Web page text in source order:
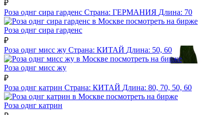
₽
Роза однг сира гарденс Страна: ГЕРМАНИЯ Длина: 70
посмотреть на бирже
Роза однг сира гарденс
₽
Роза однг мисс жу Страна: КИТАЙ Длина: 50, 60
посмотреть на бирже
Роза однг мисс жу
₽
Роза однг катрин Страна: КИТАЙ Длина: 80, 70, 50, 60
посмотреть на бирже
Роза однг катрин